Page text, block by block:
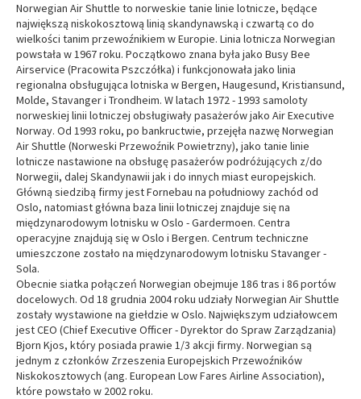
Norwegian Air Shuttle to norweskie tanie linie lotnicze, będące
największą niskokosztową linią skandynawską i czwartą co do
wielkości tanim przewoźnikiem w Europie. Linia lotnicza Norwegian
powstała w 1967 roku. Początkowo znana była jako Busy Bee
Airservice (Pracowita Pszczółka) i funkcjonowała jako linia
regionalna obsługująca lotniska w Bergen, Haugesund, Kristiansund,
Molde, Stavanger i Trondheim. W latach 1972 - 1993 samoloty
norweskiej linii lotniczej obsługiwały pasażerów jako Air Executive
Norway. Od 1993 roku, po bankructwie, przejęła nazwę Norwegian
Air Shuttle (Norweski Przewoźnik Powietrzny), jako tanie linie
lotnicze nastawione na obsługę pasażerów podróżujących z/do
Norwegii, dalej Skandynawii jak i do innych miast europejskich.
Główną siedzibą firmy jest Fornebau na południowy zachód od
Oslo, natomiast główna baza linii lotniczej znajduje się na
międzynarodowym lotnisku w Oslo - Gardermoen. Centra
operacyjne znajdują się w Oslo i Bergen. Centrum techniczne
umieszczone zostało na międzynarodowym lotnisku Stavanger -
Sola.
Obecnie siatka połączeń Norwegian obejmuje 186 tras i 86 portów
docelowych. Od 18 grudnia 2004 roku udziały Norwegian Air Shuttle
zostały wystawione na giełdzie w Oslo. Największym udziałowcem
jest CEO (Chief Executive Officer - Dyrektor do Spraw Zarządzania)
Bjorn Kjos, który posiada prawie 1/3 akcji firmy. Norwegian są
jednym z członków Zrzeszenia Europejskich Przewoźników
Niskokosztowych (ang. European Low Fares Airline Association),
które powstało w 2002 roku.